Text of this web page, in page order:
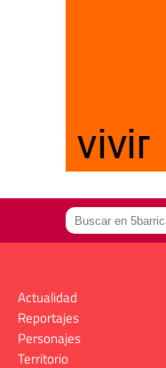
Actualidad
Reportajes
Personajes
Territorio